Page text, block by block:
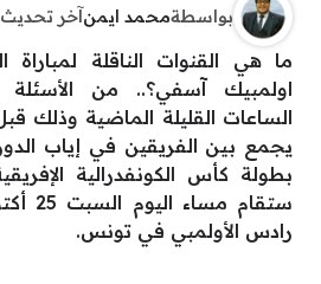
بواسطةمحمد ايمنآخر تحديث
ما هي القنوات الناقلة
اولمبيك آسفي؟.. من
الساعات القليلة الماضية وذلك
يجمع بين الفريقين في إياب
رادس الأولمبي في تونس.